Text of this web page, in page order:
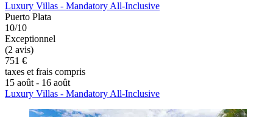
Luxury Villas - Mandatory All-Inclusive
Puerto Plata
10/10
Exceptionnel
(2 avis)
751 €
taxes et frais compris
15 août - 16 août
Luxury Villas - Mandatory All-Inclusive